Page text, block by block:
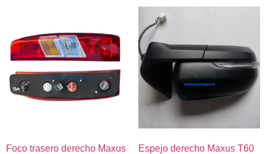
Foco trasero derecho Maxus
Espejo derecho Maxus T60